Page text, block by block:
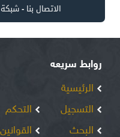
الاتصال بنا -
روابط سريعه
الرئيسية
التسجيل
البحث
التحكم
القوانين